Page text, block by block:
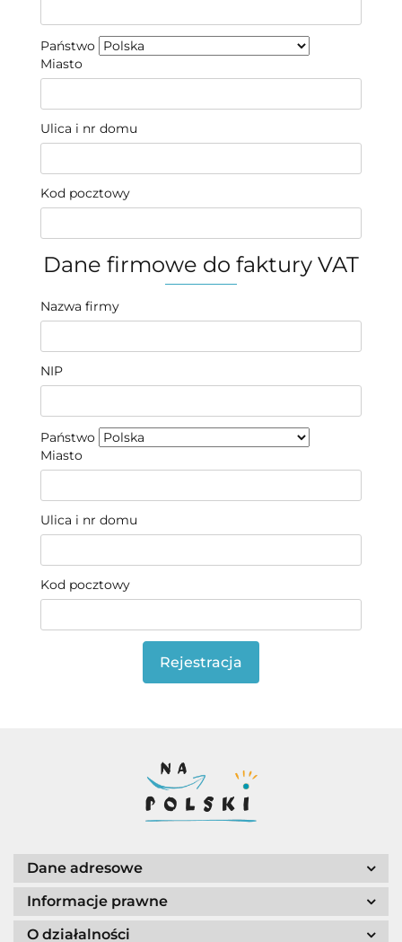
Państwo
Miasto
Ulica i nr domu
Kod pocztowy
Dane firmowe do faktury VAT
Nazwa firmy
NIP
Państwo
Miasto
Ulica i nr domu
Kod pocztowy
Rejestracja
Dane adresowe
Informacje prawne
O działalności